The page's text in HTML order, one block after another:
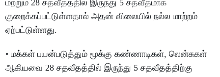
மற்றும் 28 சதவீதத்தில் இருந்து 5 சதவீதமாக
குறைக்கப்பட்டுள்ளதால் அதன் விலையில் நல்ல மாற்றம்
ஏற்பட்டுள்ளது.
• மக்கள் பயன்படுத்தும் மூக்கு கண்ணாடிகள், லென்சுகள்
ஆகியவை 28 சதவீதத்தில் இருந்து 5 சதவீதத்திற்கு